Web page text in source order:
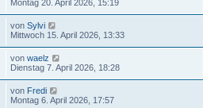
Montag 20. April 2026, 15:19
von Sylvi
Mittwoch 15. April 2026, 13:33
von waelz
Dienstag 7. April 2026, 18:28
von Fredi
Montag 6. April 2026, 17:57